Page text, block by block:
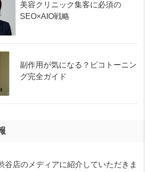
美容クリニック集客に必須の
SEO×AIO戦略
副作用が気になる？ピコトーニン
グ完全ガイド
谷店のメディアに紹介していただきま